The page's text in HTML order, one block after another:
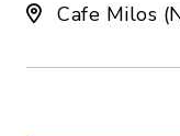
Cafe Milos